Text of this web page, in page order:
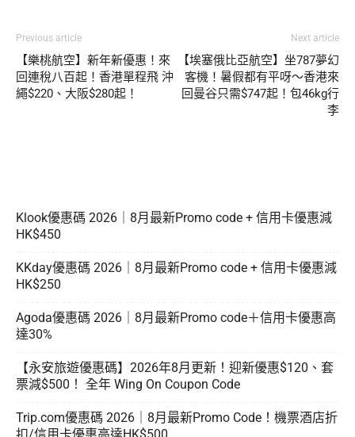
Previous article
【樂桃航空】新年新優惠！來
回連稅八百起！香港單程飛 沖
繩$220、大阪$280起！
Next article
【埃塞俄比亞航空】坐787夢幻
客機！暑假都有平呀～香港來
回曼谷只需$747起！包46kg行
李
Klook優惠碼 2026｜8月最新Promo code + 信用卡優惠減
HK$450
KKday優惠碼 2026｜8月最新Promo code + 信用卡優惠減
HK$250
Agoda優惠碼 2026｜8月最新Promo code＋信用卡優惠高
達30%
【永安旅遊優惠碼】2026年8月更新！迎新優惠$120、套
票減$500！ 全年 Wing On Coupon Code
Trip.com優惠碼 2026｜8月最新Promo Code！機票酒店折